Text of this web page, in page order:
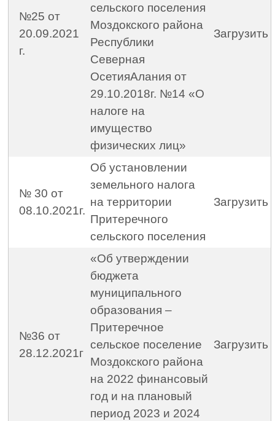
№25 от
20.09.2021
г.
сельского поселения
Моздокского района
Республики
Северная
ОсетияАлания от
29.10.2018г. №14 «О
налоге на
имущество
физических лиц»
Загрузить
№ 30 от
08.10.2021г.
Об установлении
земельного налога
на территории
Притеречного
сельского поселения
Загрузить
№36 от
28.12.2021г
«Об утверждении
бюджета
муниципального
образования –
Притеречное
сельское поселение
Моздокского района
на 2022 финансовый
год и на плановый
период 2023 и 2024
Загрузить